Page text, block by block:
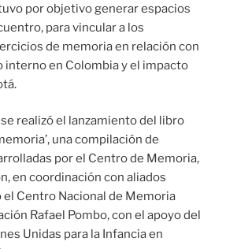
por objetivo generar espacios
para vincular a los
de memoria en relación con
interno en Colombia y el impacto
realizó el lanzamiento del libro
una compilación de
por el Centro de Memoria,
en coordinación con aliados
Centro Nacional de Memoria
Rafael Pombo, con el apoyo del
Unidas para la Infancia en